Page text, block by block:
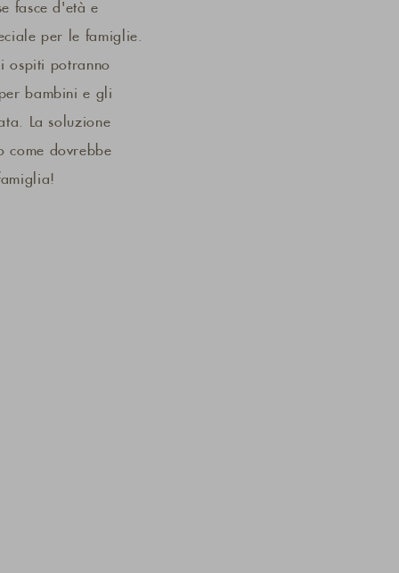
fasce d'età e
per le famiglie.
ospiti potranno
bambini e gli
La soluzione
come dovrebbe